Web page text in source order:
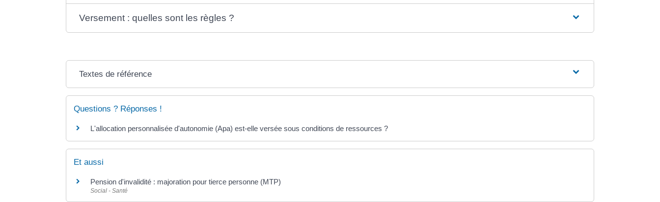
Versement : quelles sont les règles ?
Textes de référence
Questions ? Réponses !
L'allocation personnalisée d'autonomie (Apa) est-elle versée sous conditions de ressources ?
Et aussi
Pension d'invalidité : majoration pour tierce personne (MTP)
Social - Santé